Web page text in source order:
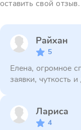
оставить свой отзыв.
Райхан
5
Елена, огромное
заявки, чуткость
Лариса
4